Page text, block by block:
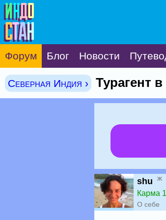
Форум Блог Новости
Северная Индия › Турагент
shu ж
Карма
О себе